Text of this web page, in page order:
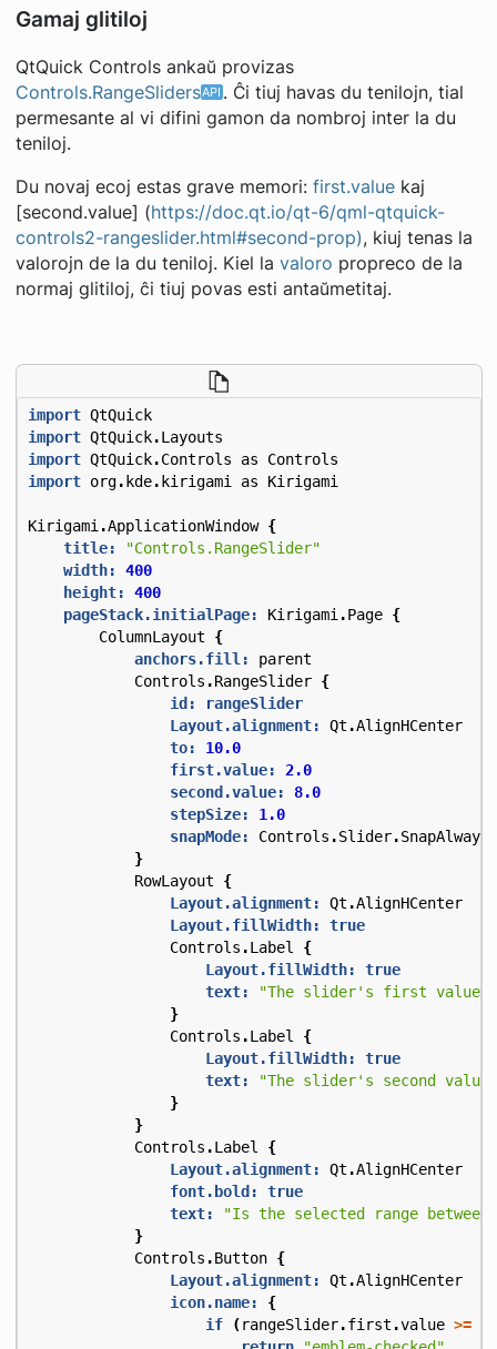
Gamaj glitiloj
QtQuick Controls ankaŭ provizas
Controls.RangeSliders
. Ĉi tiuj havas du tenilojn, tial
permesante al vi difini gamon da nombroj inter la du
teniloj.
Du novaj ecoj estas grave memori: first.valuekaj
[second.value] (https://doc.qt.io/qt-6/qml-qtquick-
controls2-rangeslider.html#second-prop), kiuj tenas la
valorojn de la du teniloj. Kiel la valoro propreco de la
normaj glitiloj, ĉi tiuj povas esti antaŭmetitaj.
import QtQuick
import QtQuick.Layouts
import QtQuick.Controls as
Controls
import org. kde. kirigami as Kirigami
Kirigami .ApplicationWindow {
title:
"Controls.RangeSlider"
width:
400
height:
400
pageStack.initialPage:
Kirigami .Page {
ColumnLayout
{
anchors.fill:
parent
Controls .RangeSlider {
id: rangeSlider
Layout.alignment:
Qt .AlignHCenter
to:
10.0
first.value:
2.0
second.value:
8.0
stepSize:
1.0
snapMode:
Controls .Slider.SnapAlways
}
RowLayout
{
Layout.alignment:
Qt .AlignHCenter
Layout.fillWidth:
true
Controls .Label
{
Layout.fillWidth:
true
text:
"The slider's first value
}
Controls .Label
{
Layout.fillWidth:
true
text:
"The slider's second
}
}
Controls .Label
{
Layout.alignment:
Qt .AlignHCenter
font.bold:
true
text:
"Is the selected range between
}
Controls .Button {
Layout.alignment:
Qt .AlignHCenter
icon.name:
{
if
(rangeSlider.first .value >=